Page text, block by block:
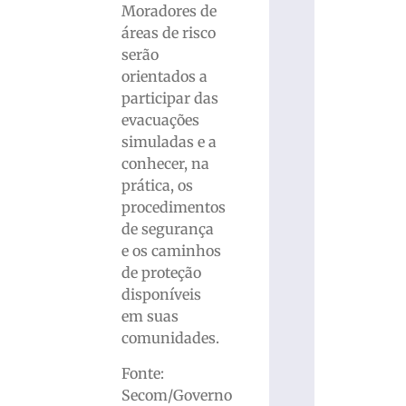
Moradores de
áreas de risco
serão
orientados a
participar das
evacuações
simuladas e a
conhecer, na
prática, os
procedimentos
de segurança
e os caminhos
de proteção
disponíveis
em suas
comunidades.
Fonte:
Secom/Governo